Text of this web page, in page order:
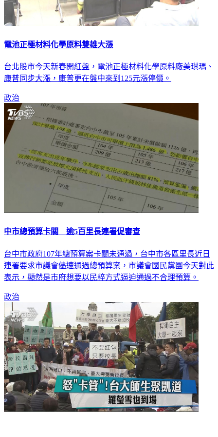
電池正極材料化學原料雙雄大漲
台北股市今天新春開紅盤，電池正極材料化學原料廠美琪瑪、
康普同步大漲，康普更在盤中來到125元漲停價。
政治
中市總預算卡關 逾5百里長連署促審查
台中市政府107年總預算案卡關未通過，台中市各區里長近日
連署要求市議會儘速通過總預算案，市議會國民黨團今天對此
表示，顯然是市府想要以民粹方式逼迫通過不合理預算。
政治